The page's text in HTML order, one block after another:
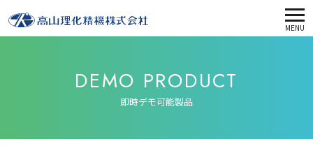
MENU
DEMO PRODUCT
即時デモ可能製品